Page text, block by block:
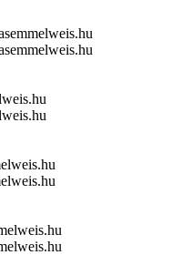
semmelweis.hu
semmelweis.hu